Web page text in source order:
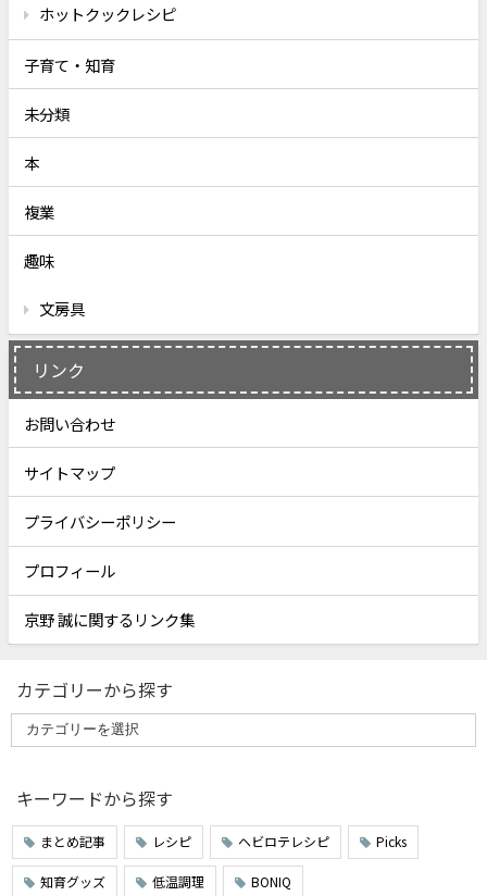
ホットクックレシピ
子育て・知育
未分類
本
複業
趣味
文房具
リンク
お問い合わせ
サイトマップ
プライバシーポリシー
プロフィール
京野 誠に関するリンク集
カテゴリーから探す
キーワードから探す
まとめ記事 レシピ ヘビロテレシピ Picks
知育グッズ 低温調理 BONIQ